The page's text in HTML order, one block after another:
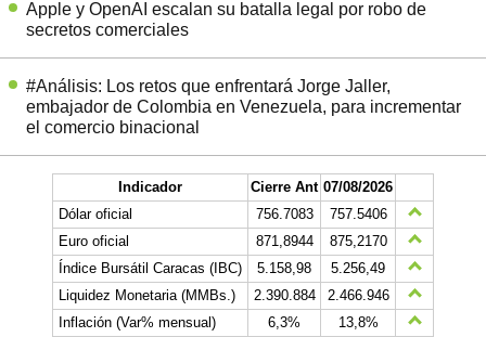
Apple y OpenAI escalan su batalla legal por robo de
secretos comerciales
#Análisis: Los retos que enfrentará Jorge Jaller,
embajador de Colombia en Venezuela, para incrementar
el comercio binacional
Indicador Cierre Ant 07/08/2026
Dólar oficial
756.7083
757.5406
Euro oficial
871,8944
875,2170
Índice Bursátil Caracas (IBC)
5.158,98
5.256,49
Liquidez Monetaria (MMBs.)
2.390.884
2.466.946
Inflación (Var% mensual)
6,3%
13,8%